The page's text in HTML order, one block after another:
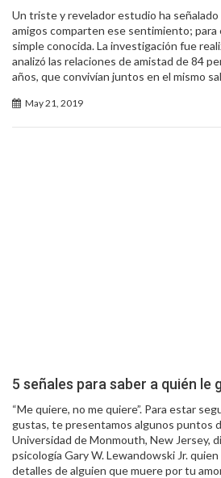
Un triste y revelador estudio ha
amigos comparten ese sentimiento; para
simple conocida. La investigación fue
analizó las relaciones de amistad de 84
años, que convivían juntos en el mismo
May 21, 2019
5 señales para saber a quién le
“Me quiere, no me quiere”. Para estar
gustas, te presentamos algunos puntos
Universidad de Monmouth, New Jersey,
psicología Gary W. Lewandowski Jr.
detalles de alguien que muere por tu